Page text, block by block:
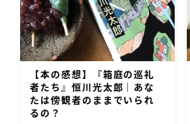
【本の感想】『箱庭の巡礼
者たち』恒川光太郎｜あな
たは傍観者のままでいられ
るの？